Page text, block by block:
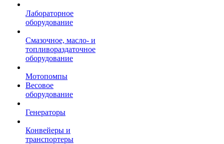
Лабораторное
оборудование
Смазочное, масло- и
топливораздаточное
оборудование
Мотопомпы
Весовое
оборудование
Генераторы
Конвейеры и
транспортеры